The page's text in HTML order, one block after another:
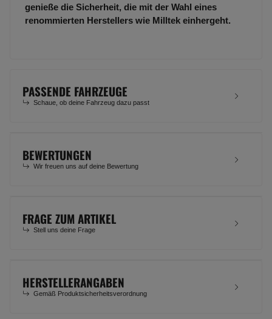
genieße die Sicherheit, die mit der Wahl eines
renommierten Herstellers wie Milltek einhergeht.
PASSENDE FAHRZEUGE
Schaue, ob deine Fahrzeug dazu passt
BEWERTUNGEN
Wir freuen uns auf deine Bewertung
FRAGE ZUM ARTIKEL
Stell uns deine Frage
HERSTELLERANGABEN
Gemäß Produktsicherheitsverordnung